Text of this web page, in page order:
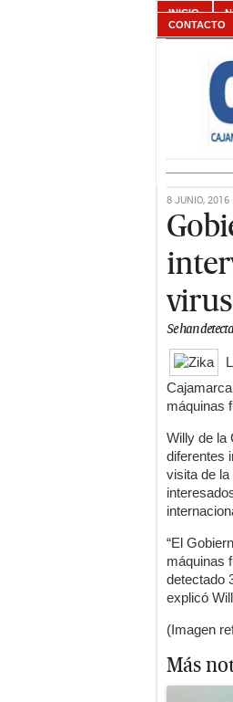
INICIO
CONTACTO
8 JUNIO, 2016
Se han
máquinas
Willy de la
diferentes
visita de
“El
máquinas
detectado
explicó
(Imagen
Más